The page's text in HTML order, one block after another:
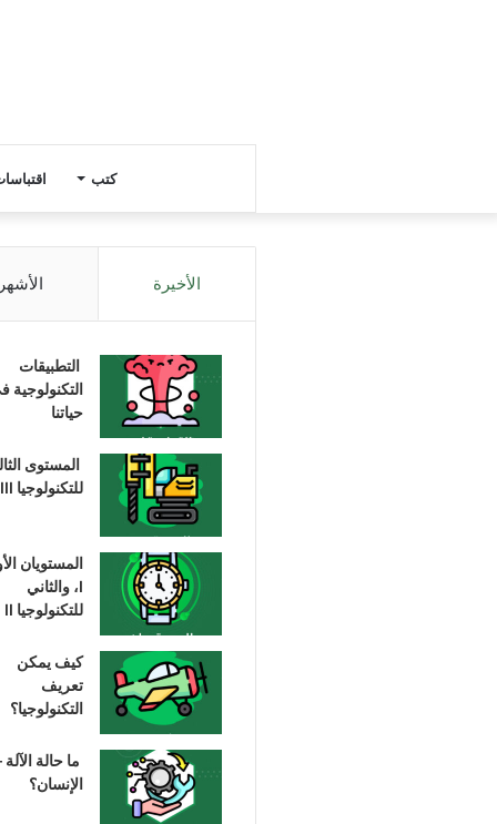
كتب
الأخيرة الأشهر
التطبيقات
التكنولوجية
حياتنا
المستوى
للتكنولوجيا III
المستويان
I، والثاني
للتكنولوجيا II
كيف يمكن
تعريف
التكنولوجيا؟
ما حالة الآلة
الإنسان؟